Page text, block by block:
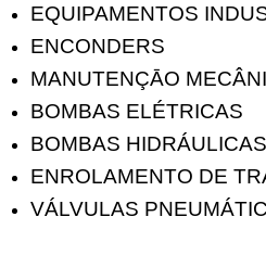
EQUIPAMENTOS
ENCONDERS
MANUTENÇĀO
BOMBAS ELÉTRICAS
BOMBAS HIDRÁULICAS
ENROLAMENTO DE
VÁLVULAS